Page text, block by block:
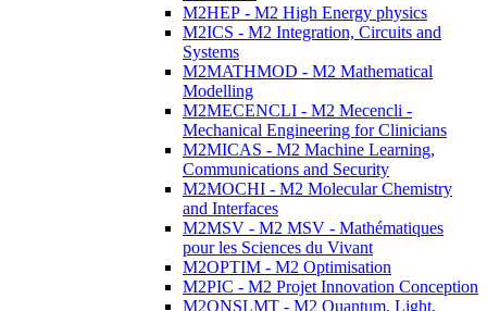
M2HEP - M2 High Energy physics
M2ICS - M2 Integration, Circuits and
Systems
M2MATHMOD - M2 Mathematical
Modelling
M2MECENCLI - M2 Mecencli -
Mechanical Engineering for Clinicians
M2MICAS - M2 Machine Learning,
Communications and Security
M2MOCHI - M2 Molecular Chemistry
and Interfaces
M2MSV - M2 MSV - Mathématiques
pour les Sciences du Vivant
M2OPTIM - M2 Optimisation
M2PIC - M2 Projet Innovation Conception
M2QNSLMT - M2 Quantum, Light,